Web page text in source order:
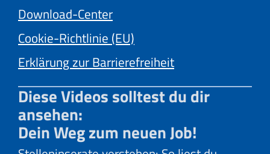
Download-Center
Cookie-Richtlinie (EU)
Erklärung zur Barrierefreiheit
Diese Videos solltest du dir
ansehen:
Dein Weg zum neuen Job!